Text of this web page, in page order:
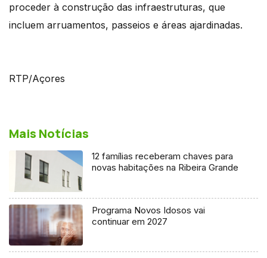
proceder à construção das infraestruturas, que
incluem arruamentos, passeios e áreas ajardinadas.
RTP/Açores
Mais Notícias
12 famílias receberam chaves para
novas habitações na Ribeira Grande
Programa Novos Idosos vai
continuar em 2027